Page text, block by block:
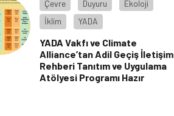
Çevre Duyuru
Ekoloji
İklim
YADA
YADA Vakfı ve Climate
Alliance’tan Adil Geçiş İletişim
Rehberi Tanıtım ve Uygulama
Atölyesi Programı Hazır